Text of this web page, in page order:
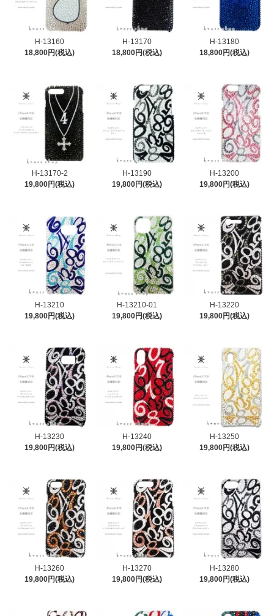
H-13160
18,800円(税込)
H-13170
18,800円(税込)
H-13180
18,800円(税込)
H-13170-2
19,800円(税込)
H-13190
19,800円(税込)
H-13200
19,800円(税込)
H-13210
19,800円(税込)
H-13210-01
19,800円(税込)
H-13220
19,800円(税込)
H-13230
19,800円(税込)
H-13240
19,800円(税込)
H-13250
19,800円(税込)
H-13260
19,800円(税込)
H-13270
19,800円(税込)
H-13280
19,800円(税込)